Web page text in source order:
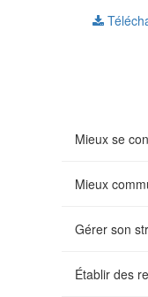
Mieux se
Mieux
Gérer son
Établir des